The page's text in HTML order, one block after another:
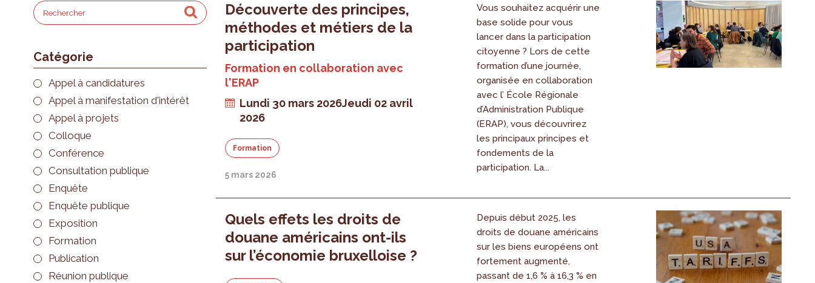
Catégorie
Appel à candidatures
Appel à manifestation d'intérêt
Appel à projets
Colloque
Conférence
Consultation publique
Enquête
Enquête publique
Exposition
Formation
Publication
Réunion publique
Découverte des principes,
méthodes et métiers de la
participation
Formation en collaboration avec
l'ERAP
Lundi 30 mars 2026Jeudi 02 avril
2026
Formation
5 mars 2026
Vous souhaitez acquérir une
base solide pour vous
lancer dans la participation
citoyenne ? Lors de cette
formation d’une journée,
organisée en collaboration
avec l’ École Régionale
d’Administration Publique
(ERAP), vous découvrirez
les principaux principes et
fondements de la
participation. La...
Quels effets les droits de
douane américains ont-ils
sur l’économie bruxelloise ?
Depuis début 2025, les
droits de douane américains
sur les biens européens ont
fortement augmenté,
passant de 1,6 % à 16,3 % en